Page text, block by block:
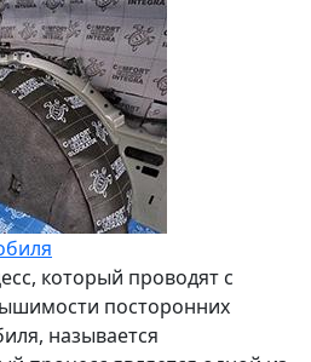
который проводят с
посторонних
называется